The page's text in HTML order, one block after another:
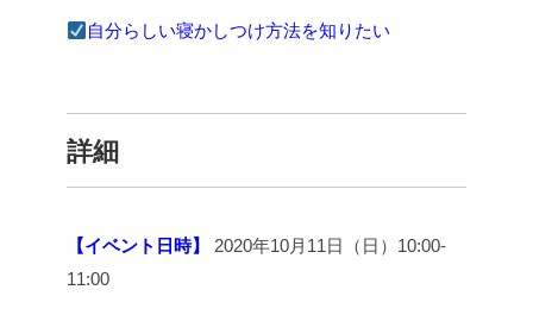
自分らしい寝かしつけ方法を知りたい
詳細
【イベント日時】
2020年10月11日（日）10:00-
11:00